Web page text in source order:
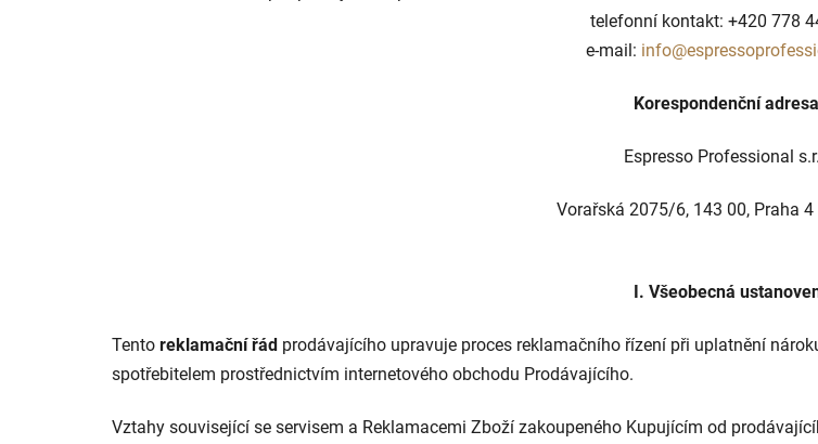
telefonní kontakt: +420 778
e-mail:
Korespondenční
Espresso Professional
Vorařská 2075/6, 143 00, Praha
I. Všeobecná
Tento reklamační řád prodávajícího upravuje proces reklamačního řízení při uplatnění
spotřebitelem prostřednictvím internetového obchodu Prodávajícího.
Vztahy související se servisem a Reklamacemi Zboží zakoupeného Kupujícím od